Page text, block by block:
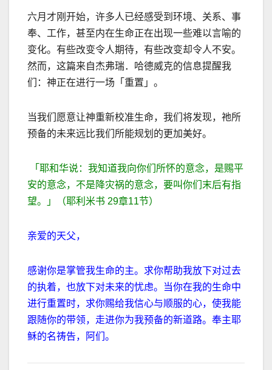
六月才刚开始，许多人已经感受到环境、关系、事
奉、工作，甚至内在生命正在出现一些难以言喻的
变化。有些改变令人期待，有些改变却令人不安。
然而，这篇来自杰弗瑞．哈德威克的信息提醒我
们：神正在进行一场「重置」。
当我们愿意让神重新校准生命，我们将发现，祂所
预备的未来远比我们所能规划的更加美好。
「耶和华说：我知道我向你们所怀的意念，是赐平
安的意念，不是降灾祸的意念，要叫你们末后有指
望。」（耶利米书 29章11节）
亲爱的天父，
感谢你是掌管我生命的主。求你帮助我放下对过去
的执着，也放下对未来的忧虑。当你在我的生命中
进行重置时，求你赐给我信心与顺服的心，使我能
跟随你的带领，走进你为我预备的新道路。奉主耶
稣的名祷告，阿们。